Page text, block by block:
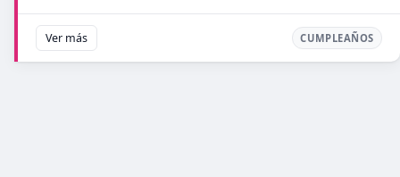
Ver más CUMPLEAÑOS